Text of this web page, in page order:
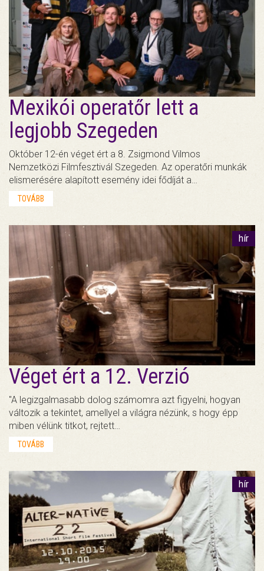
Mexikói operatőr lett a
legjobb Szegeden
Október 12-én véget ért a 8. Zsigmond Vilmos
Nemzetközi Filmfesztivál Szegeden. Az operatőri munkák
elismerésére alapított esemény idei fődíját a…
TOVÁBB
hír
Véget ért a 12. Verzió
"A legizgalmasabb dolog számomra azt figyelni, hogyan
változik a tekintet, amellyel a világra nézünk, s hogy épp
miben vélünk titkot, rejtett…
TOVÁBB
hír